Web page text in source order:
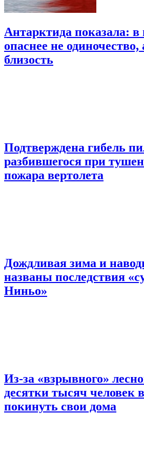
Антарктида показала: в
опаснее не
близость
Подтверждена гибель
разбившегося при
пожара вертолета
Дождливая зима и
названы последствия
Ниньо»
Из-за «взрывного»
десятки тысяч человек
покинуть свои дома